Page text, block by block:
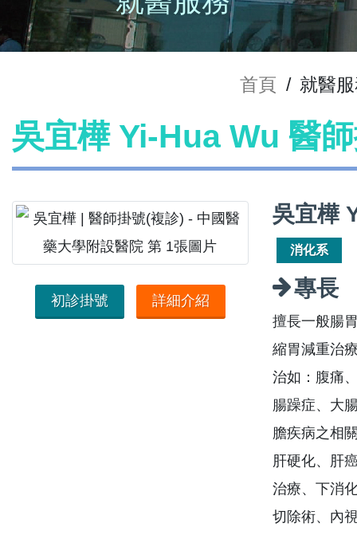
首頁 / 就醫
吳宜樺 Yi-Hua Wu 醫
初診掛號 詳細介紹
吳宜樺
消化系
專長
擅長一般腸
縮胃減重治
治如：腹痛
腸躁症、大
膽疾病之相
肝硬化、肝
治療、下消
切除術、內